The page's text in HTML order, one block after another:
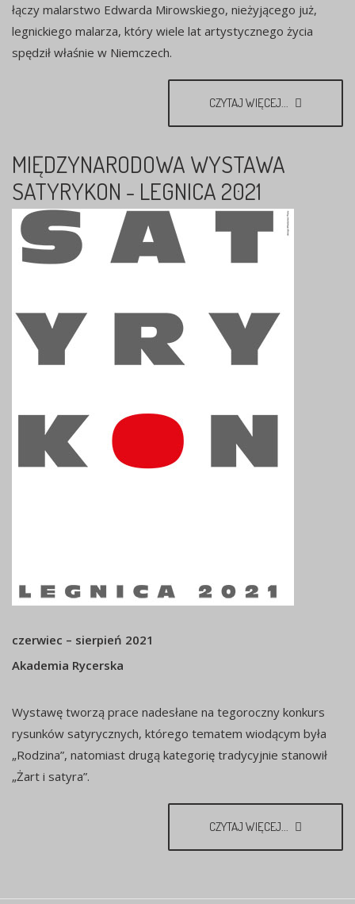
łączy malarstwo Edwarda Mirowskiego, nieżyjącego już,
legnickiego malarza, który wiele lat artystycznego życia
spędził właśnie w Niemczech.
CZYTAJ WIĘCEJ...
MIĘDZYNARODOWA WYSTAWA
SATYRYKON - LEGNICA 2021
czerwiec – sierpień 2021
Akademia Rycerska
Wystawę tworzą prace nadesłane na tegoroczny konkurs
rysunków satyrycznych, którego tematem wiodącym była
„Rodzina”, natomiast drugą kategorię tradycyjnie stanowił
„Żart i satyra”.
CZYTAJ WIĘCEJ...